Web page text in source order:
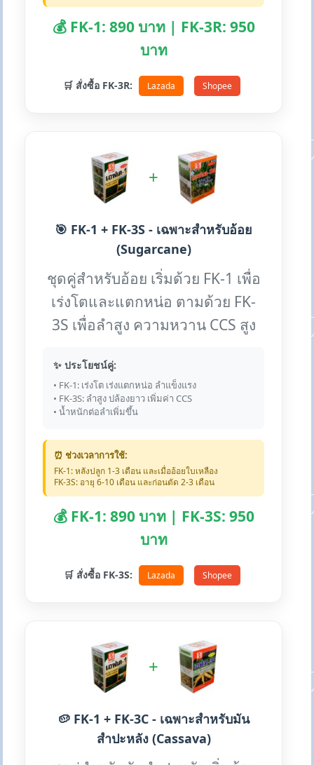
💰 FK-1: 890 บาท | FK-3R: 950
บาท
🛒 สั่งซื้อ FK-3R: Lazada Shopee
+
🎯 FK-1 + FK-3S - เฉพาะสำหรับอ้อย
(Sugarcane)
ชุดคู่สำหรับอ้อย เริ่มด้วย FK-1 เพื่อ
เร่งโตและแตกหน่อ ตามด้วย FK-
3S เพื่อลำสูง ความหวาน CCS สูง
✨ ประโยชน์คู่:
• FK-1: เร่งโต เร่งแตกหน่อ ลำแข็งแรง
• FK-3S: ลำสูง ปล้องยาว เพิ่มค่า CCS
• น้ำหนักต่อลำเพิ่มขึ้น
⏰ ช่วงเวลาการใช้:
FK-1: หลังปลูก 1-3 เดือน และเมื่ออ้อยใบเหลือง
FK-3S: อายุ 6-10 เดือน และก่อนตัด 2-3 เดือน
💰 FK-1: 890 บาท | FK-3S: 950
บาท
🛒 สั่งซื้อ FK-3S: Lazada Shopee
+
🥔 FK-1 + FK-3C - เฉพาะสำหรับมัน
สำปะหลัง (Cassava)